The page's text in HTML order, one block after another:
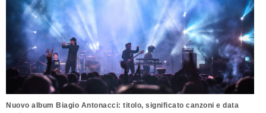
Nuovo album Biagio Antonacci: titolo, significato canzoni e data